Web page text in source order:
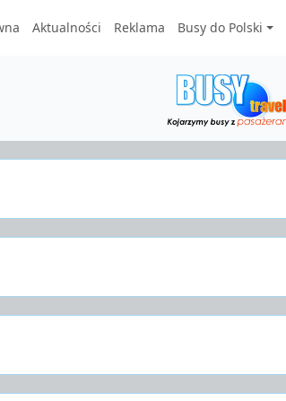
Aktualności Reklama Busy do Polski